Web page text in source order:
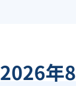
2026年8